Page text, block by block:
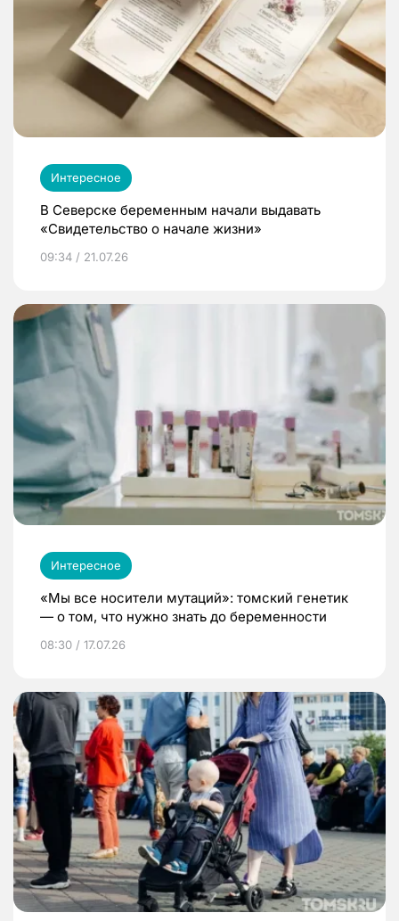
Интересное
В Северске беременным начали выдавать
«Свидетельство о начале жизни»
09:34 / 21.07.26
Интересное
«Мы все носители мутаций»: томский генетик
— о том, что нужно знать до беременности
08:30 / 17.07.26